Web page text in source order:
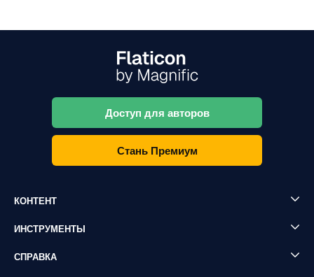
Доступ для авторов
Стань Премиум
КОНТЕНТ
ИНСТРУМЕНТЫ
СПРАВКА